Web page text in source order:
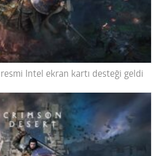
Intel ekran kartı desteği geldi